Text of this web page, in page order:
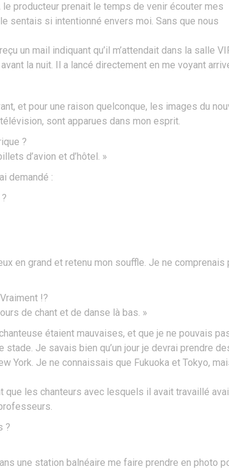
producteur prenait le temps de venir écouter mes
sentais si intentionné envers moi. Sans que nous
un mail indiquant qu’il m’attendait dans la salle
la nuit. Il a lancé directement en me voyant
et pour une raison quelconque, les images du
sont apparues dans mon esprit.
?
d’avion et d’hôtel. »
demandé :
en grand et retenu mon souffle. Je ne comprenais
!?
de chant et de danse là bas. »
étaient mauvaises, et que je ne pouvais
Je savais bien qu’un jour je devrai prendre
York. Je ne connaissais que Fukuoka et Tokyo,
que les chanteurs avec lesquels il avait travaillé
?
une station balnéaire me faire prendre en photo